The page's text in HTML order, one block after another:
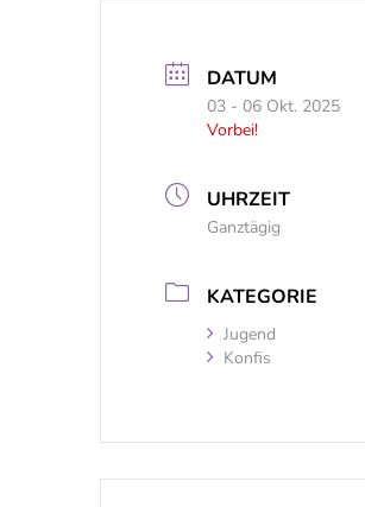
DATUM
03 - 06 Okt. 2025
Vorbei!
UHRZEIT
Ganztägig
KATEGORIE
Jugend
Konfis